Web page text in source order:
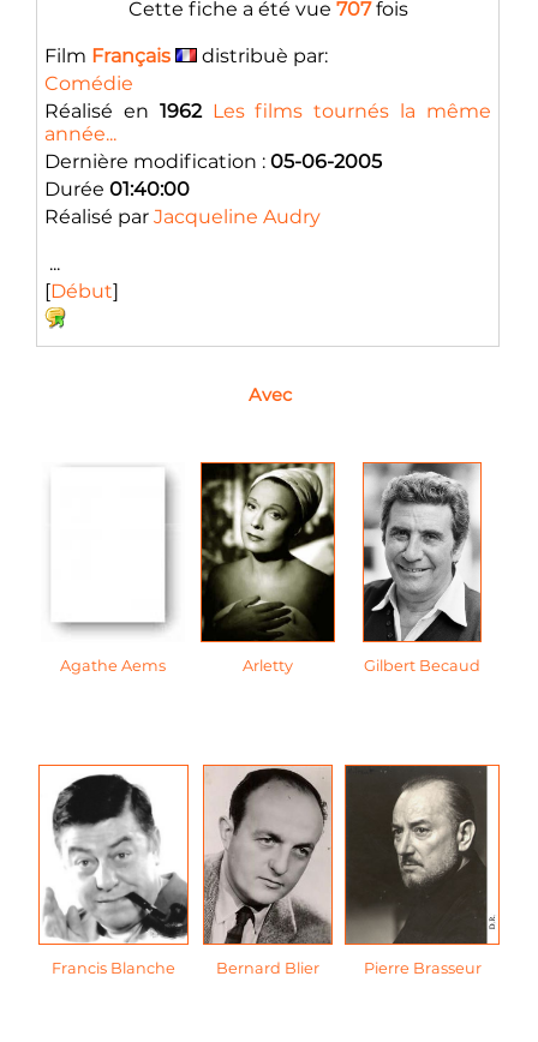
Cette fiche a été vue 707fois
Film Français
distribuè par:
Comédie
Réalisé en 1962 Les films tournés la même
année...
Dernière modification : 05-06-2005
Durée 01:40:00
Réalisé par Jacqueline Audry
...
[Début]
Avec
Agathe Aems Arletty Gilbert Becaud
Francis Blanche Bernard Blier Pierre Brasseur